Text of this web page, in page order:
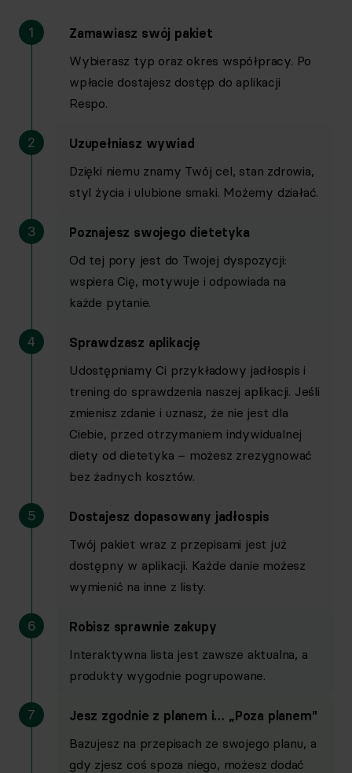
Trening
Spersonalizowany plan treningowy w aplikacji
Nowy plan treningowy co 30 dni z zachowaniem poprzednich
Gwarancja na każdy plan: 7 dni na dowolne zmiany w treningu
Zamienniki ćwiczeń w aplikacji
Inteligentne funkcje
1
Zamawiasz swój pakiet
Wybierasz typ oraz okres współpracy. Po
wpłacie dostajesz dostęp do aplikacji
Respo.
2
Uzupełniasz wywiad
Dzięki niemu znamy Twój cel, stan zdrowia,
styl życia i ulubione smaki. Możemy działać.
3
Poznajesz swojego dietetyka
Od tej pory jest do Twojej dyspozycji:
wspiera Cię, motywuje i odpowiada na
każde pytanie.
4
Sprawdzasz aplikację
Udostępniamy Ci przykładowy jadłospis i
trening do sprawdzenia naszej aplikacji. Jeśli
zmienisz zdanie i uznasz, że nie jest dla
Ciebie, przed otrzymaniem indywidualnej
diety od dietetyka – możesz zrezygnować
bez żadnych kosztów.
5
Dostajesz dopasowany jadłospis
Twój pakiet wraz z przepisami jest już
dostępny w aplikacji. Każde danie możesz
wymienić na inne z listy.
6
Robisz sprawnie zakupy
Interaktywna lista jest zawsze aktualna, a
produkty wygodnie pogrupowane.
7
Jesz zgodnie z planem i… „Poza planem"
Bazujesz na przepisach ze swojego planu, a
gdy zjesz coś spoza niego, możesz dodać